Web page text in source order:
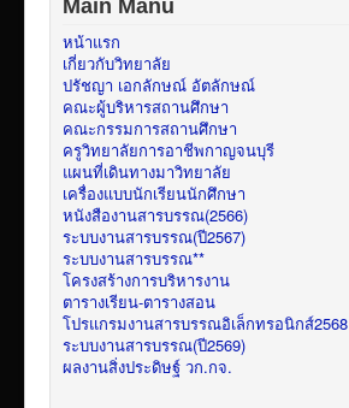
Main Manu
หน้าแรก
เกี่ยวกับวิทยาลัย
ปรัชญา เอกลักษณ์ อัตลักษณ์
คณะผู้บริหารสถานศึกษา
คณะกรรมการสถานศึกษา
ครูวิทยาลัยการอาชีพกาญจนบุรี
แผนที่เดินทางมาวิทยาลัย
เครื่องแบบนักเรียนนักศึกษา
หนังสืองานสารบรรณ(2566)
ระบบงานสารบรรณ(ปี2567)
ระบบงานสารบรรณ**
โครงสร้างการบริหารงาน
ตารางเรียน-ตารางสอน
โปรแกรมงานสารบรรณอิเล็กทรอนิกส์2568
ระบบงานสารบรรณ(ปี2569)
ผลงานสิ่งประดิษฐ์ วก.กจ.